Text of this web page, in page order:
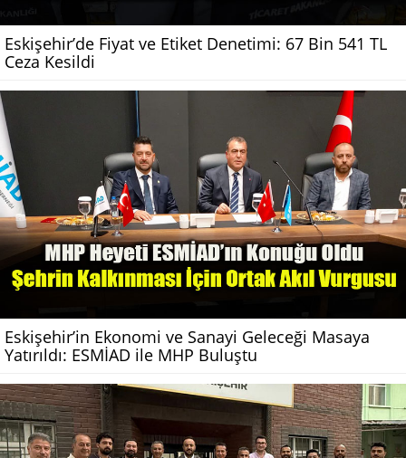
Eskişehir’de Fiyat ve Etiket Denetimi: 67 Bin 541 TL
Ceza Kesildi
Eskişehir’in Ekonomi ve Sanayi Geleceği Masaya
Yatırıldı: ESMİAD ile MHP Buluştu